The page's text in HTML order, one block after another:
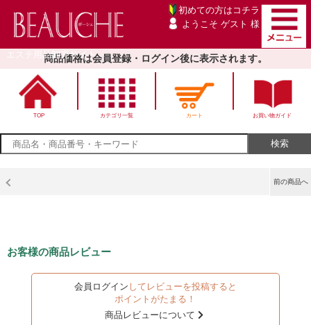
エステ用品卸売サイト
初めての方は コチラ
ようこそ ゲスト 様
商品価格は会員登録・ログイン後に表示されます。
TOP カテゴリ一覧 カート お買い物ガイド
前の商品へ
お客様の商品レビュー
会員ログイン してレビューを投稿すると
ポイントがたまる！
商品レビューについて